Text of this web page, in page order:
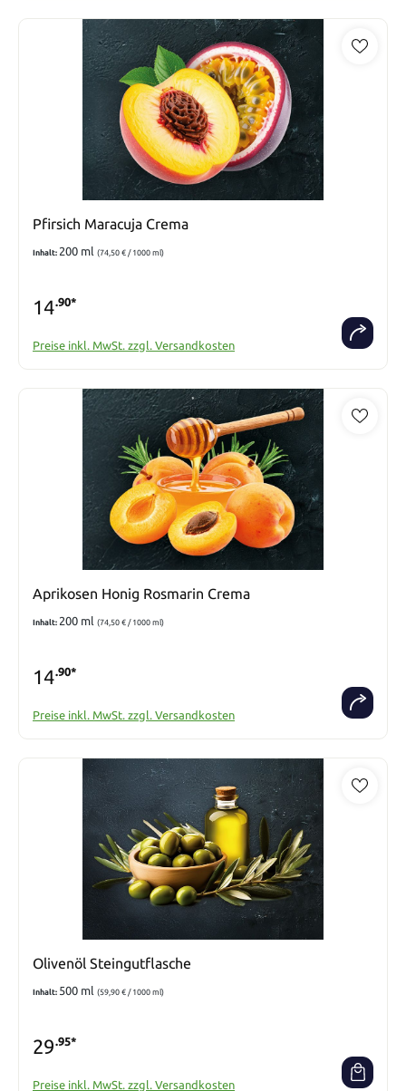
Pfirsich Maracuja Crema
Inhalt: 200 ml (74,50 € / 1000 ml)
14.90*
Preise inkl. MwSt. zzgl. Versandkosten
Aprikosen Honig Rosmarin Crema
Inhalt: 200 ml (74,50 € / 1000 ml)
14.90*
Preise inkl. MwSt. zzgl. Versandkosten
Olivenöl Steingutflasche
Inhalt: 500 ml (59,90 € / 1000 ml)
29.95*
Preise inkl. MwSt. zzgl. Versandkosten